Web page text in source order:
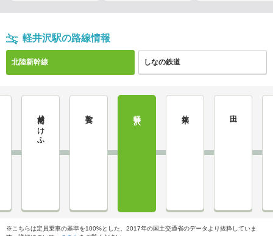
軽井沢駅の路線情報
北陸新幹線 しなの鉄道
越前たけふ
※こちらは定員乗車の基準を100%とした、2017年の国土交通省のデータより抜粋していま